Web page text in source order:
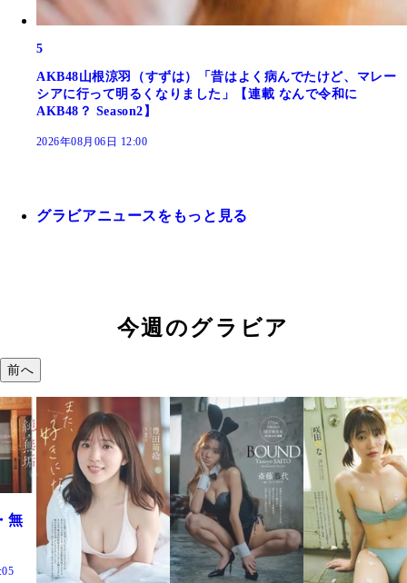
5
AKB48山根涼羽（すずは）「昔はよく病んでたけど、マレー
シアに行って明るくなりました」【連載 なんで令和に
AKB48？ Season2】
2026年08月06日 12:00
グラビアニュースをもっと見る
今週のグラビア
前へ